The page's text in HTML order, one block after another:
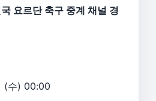
요르단 축구 중계 채널 경
(수) 00:00